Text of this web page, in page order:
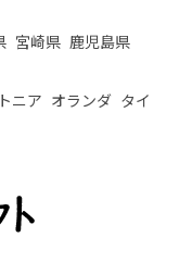
宮崎県 鹿児島県
ニア オランダ タイ